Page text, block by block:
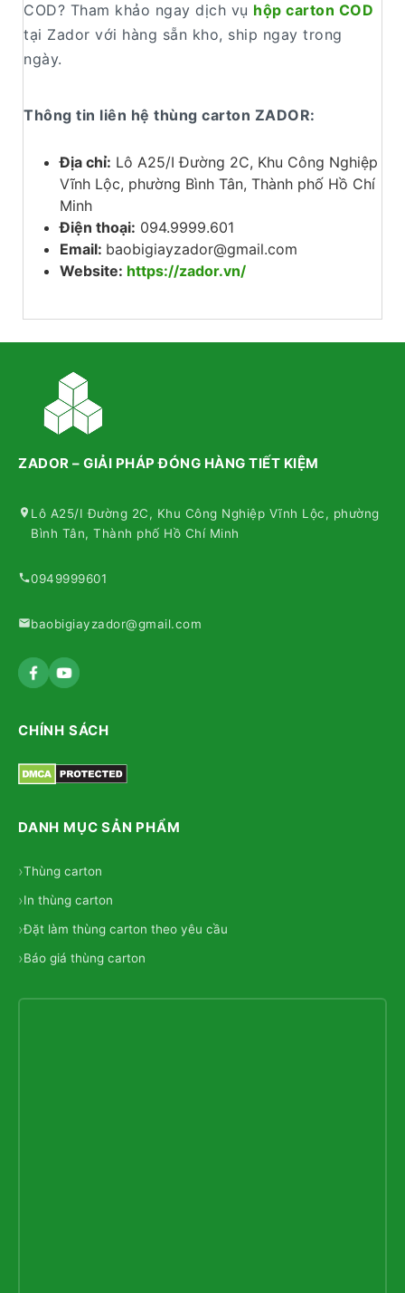
COD? Tham khảo ngay dịch vụ hộp carton COD
tại Zador với hàng sẵn kho, ship ngay trong
ngày.
Thông tin liên hệ thùng carton ZADOR:
Địa chỉ: Lô A25/I Đường 2C, Khu Công Nghiệp
Vĩnh Lộc, phường Bình Tân, Thành phố Hồ Chí
Minh
Điện thoại: 094.9999.601
Email: baobigiayzador@gmail.com
Website: https://zador.vn/
ZADOR – GIẢI PHÁP ĐÓNG HÀNG TIẾT KIỆM
Lô A25/I Đường 2C, Khu Công Nghiệp Vĩnh Lộc, phường
Bình Tân, Thành phố Hồ Chí Minh
0949999601
baobigiayzador@gmail.com
CHÍNH SÁCH
DANH MỤC SẢN PHẨM
Thùng carton
In thùng carton
Đặt làm thùng carton theo yêu cầu
Báo giá thùng carton